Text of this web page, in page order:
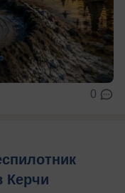
0
Керчи